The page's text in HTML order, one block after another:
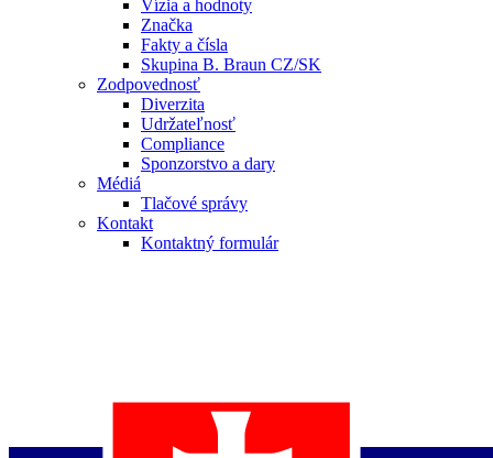
Vízia a hodnoty
Značka
Fakty a čísla
Skupina B. Braun CZ/SK
Zodpovednosť
Diverzita
Udržateľnosť
Compliance
Sponzorstvo a dary
Médiá
Tlačové správy
Kontakt
Kontaktný formulár